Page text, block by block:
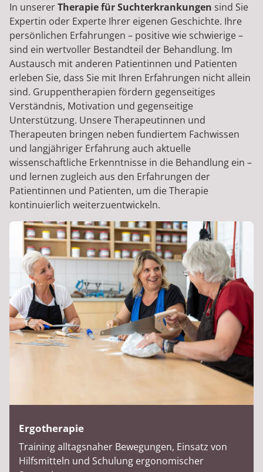
In unsererTherapie für Suchterkrankungen sind Sie
Expertin oder Experte Ihrer eigenen Geschichte. Ihre
persönlichen Erfahrungen – positive wie schwierige –
sind ein wertvoller Bestandteil der Behandlung. Im
Austausch mit anderen Patientinnen und Patienten
erleben Sie, dass Sie mit Ihren Erfahrungen nicht allein
sind. Gruppentherapien fördern gegenseitiges
Verständnis, Motivation und gegenseitige
Unterstützung. Unsere Therapeutinnen und
Therapeuten bringen neben fundiertem Fachwissen
und langjähriger Erfahrung auch aktuelle
wissenschaftliche Erkenntnisse in die Behandlung ein –
und lernen zugleich aus den Erfahrungen der
Patientinnen und Patienten, um die Therapie
kontinuierlich weiterzuentwickeln.
Ergotherapie
Training alltagsnaher Bewegungen, Einsatz von
Hilfsmitteln und Schulung ergonomischer